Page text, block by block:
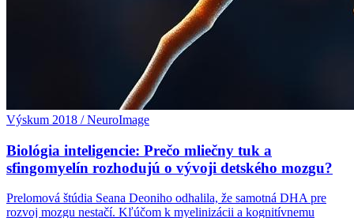
Výskum 2018 / NeuroImage
Biológia inteligencie: Prečo mliečny tuk a
sfingomyelín rozhodujú o vývoji detského mozgu?
Prelomová štúdia Seana Deoniho odhalila, že samotná DHA pre
rozvoj mozgu nestačí. Kľúčom k myelinizácii a kognitívnemu